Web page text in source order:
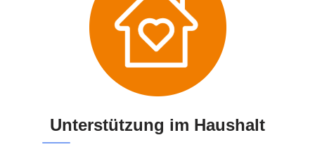
Unterstützung im Haushalt